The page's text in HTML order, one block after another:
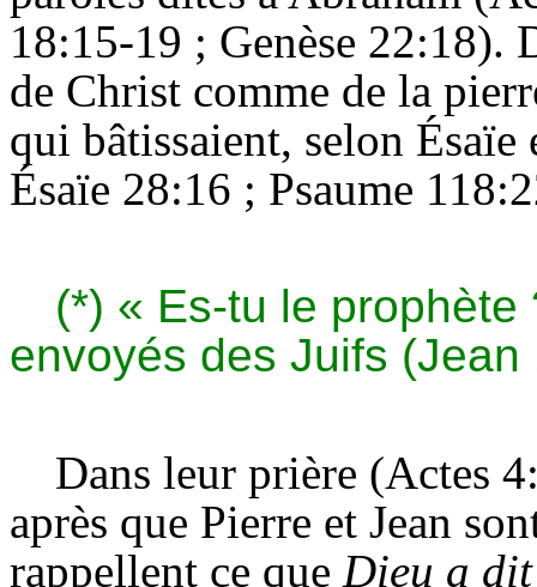
18:15-19 ; Genèse 22:18).
de Christ comme de la
qui bâtissaient, selon Ésaïe
Ésaïe 28:16 ; Psaume
(*) « Es-tu le
envoyés des Juifs (Jean
Dans leur prière (Actes
après que Pierre et Jean
rappellent ce que Dieu a